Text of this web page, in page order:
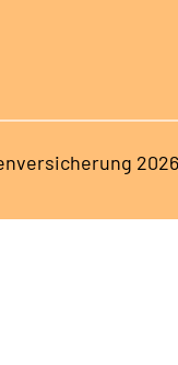
2026